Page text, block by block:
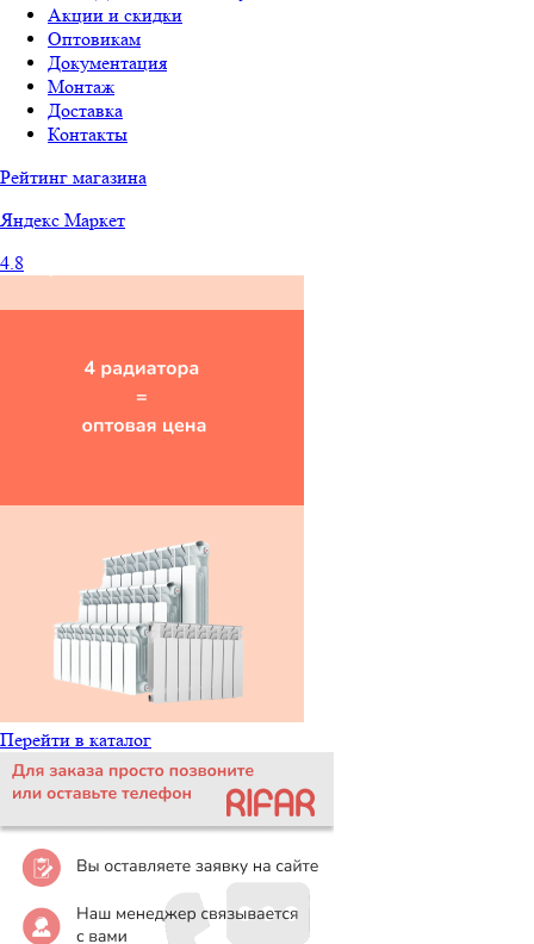
Акции и скидки
Оптовикам
Документация
Монтаж
Доставка
Контакты
Рейтинг магазина
Яндекс Маркет
4.8
Перейти в каталог